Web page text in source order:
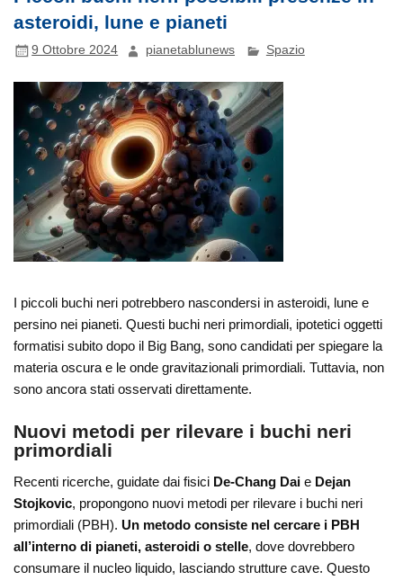
asteroidi, lune e pianeti
9 Ottobre 2024 pianetablunews Spazio
I piccoli buchi neri potrebbero nascondersi in asteroidi, lune e
persino nei pianeti. Questi buchi neri primordiali, ipotetici oggetti
formatisi subito dopo il Big Bang, sono candidati per spiegare la
materia oscura e le onde gravitazionali primordiali. Tuttavia, non
sono ancora stati osservati direttamente.
Nuovi metodi per rilevare i buchi neri
primordiali
Recenti ricerche, guidate dai fisici De-Chang Dai e Dejan
Stojkovic, propongono nuovi metodi per rilevare i buchi neri
primordiali (PBH). Un metodo consiste nel cercare i PBH
all’interno di pianeti, asteroidi o stelle, dove dovrebbero
consumare il nucleo liquido, lasciando strutture cave. Questo